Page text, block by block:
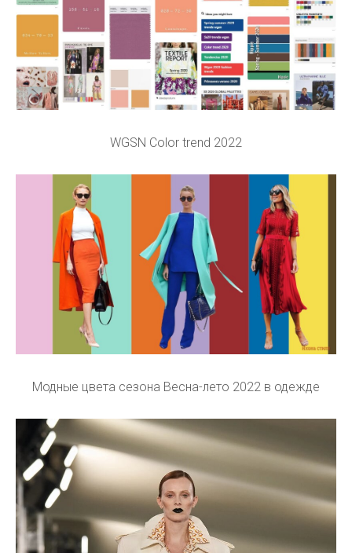
WGSN Color trend 2022
Модные цвета сезона Весна-лето 2022 в одежде